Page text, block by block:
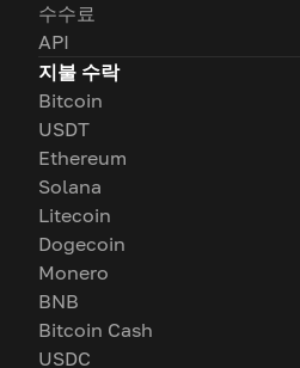
수수료
API
지불 수락
Bitcoin
USDT
Ethereum
Solana
Litecoin
Dogecoin
Monero
BNB
Bitcoin Cash
USDC